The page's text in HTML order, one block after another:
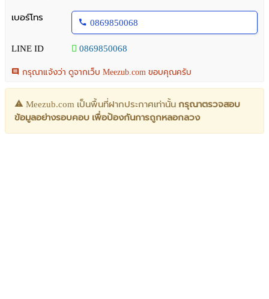
เบอร์โทร
0869850068
LINE ID 0869850068
กรุณาแจ้งว่า ดูจากเว็บ Meezub.com ขอบคุณครับ
Meezub.com เป็นพื้นที่ฝากประกาศเท่านั้น กรุณาตรวจสอบ
ข้อมูลอย่างรอบคอบ เพื่อป้องกันการถูกหลอกลวง